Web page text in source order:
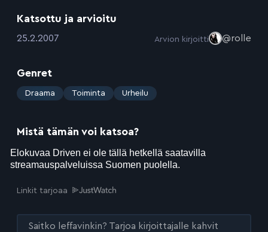
Katsottu ja arvioitu
:25.2.2007 Arvion kirjoitti @rolle
Genret
: Draama Toiminta Urheilu
Mistä tämän voi katsoa?
Linkit tarjoaa
Saitko leffavinkin? Tarjoa kirjoittajalle kahvit